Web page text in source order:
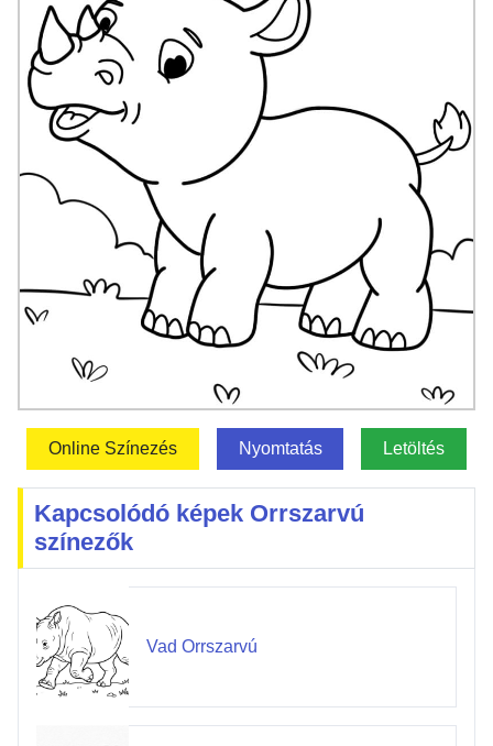
Online Színezés Nyomtatás Letöltés
Kapcsolódó képek Orrszarvú
színezők
Vad Orrszarvú